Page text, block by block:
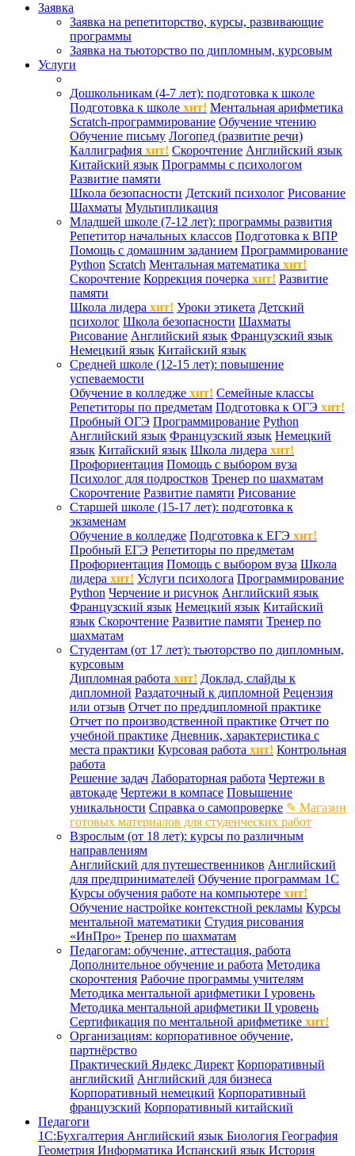
Заявка
Заявка на репетиторство, курсы, развивающие
программы
Заявка на тьюторство по дипломным, курсовым
Услуги
Дошкольникам (4-7 лет): подготовка к школе
Подготовка к школе хит! Ментальная арифметика
Scratch-программирование Обучение чтению
Обучение письму Логопед (развитие речи)
Каллиграфия хит! Скорочтение Английский язык
Китайский язык Программы с психологом
Развитие памяти
Школа безопасности Детский психолог Рисование
Шахматы Мультипликация
Младшей школе (7-12 лет): программы развития
Репетитор начальных классов Подготовка к ВПР
Помощь с домашним заданием Программирование
Python Scratch Ментальная математика хит!
Скорочтение Коррекция почерка хит! Развитие
памяти
Школа лидера хит! Уроки этикета Детский
психолог Школа безопасности Шахматы
Рисование Английский язык Французский язык
Немецкий язык Китайский язык
Средней школе (12-15 лет): повышение
успеваемости
Обучение в колледже хит! Семейные классы
Репетиторы по предметам Подготовка к ОГЭ хит!
Пробный ОГЭ Программирование Python
Английский язык Французский язык Немецкий
язык Китайский язык Школа лидера хит!
Профориентация Помощь с выбором вуза
Психолог для подростков Тренер по шахматам
Скорочтение Развитие памяти Рисование
Старшей школе (15-17 лет): подготовка к
экзаменам
Обучение в колледже Подготовка к ЕГЭ хит!
Пробный ЕГЭ Репетиторы по предметам
Профориентация Помощь с выбором вуза Школа
лидера хит! Услуги психолога Программирование
Python Черчение и рисунок Английский язык
Французский язык Немецкий язык Китайский
язык Скорочтение Развитие памяти Тренер по
шахматам
Студентам (от 17 лет): тьюторство по дипломным,
курсовым
Дипломная работа хит! Доклад, слайды к
дипломной Раздаточный к дипломной Рецензия
или отзыв Отчет по преддипломной практике
Отчет по производственной практике Отчет по
учебной практике Дневник, характеристика с
места практики Курсовая работа хит! Контрольная
работа
Решение задач Лабораторная работа Чертежи в
автокаде Чертежи в компасе Повышение
уникальности Справка о самопроверке ✎ Магазин
готовых материалов для студенческих работ
Взрослым (от 18 лет): курсы по различным
направлениям
Английский для путешественников Английский
для предпринимателей Обучение программам 1С
Курсы обучения работе на компьютере хит!
Обучение настройке контекстной рекламы Курсы
ментальной математики Студия рисования
«ИнПро» Тренер по шахматам
Педагогам: обучение, аттестация, работа
Дополнительное обучение и работа Методика
скорочтения Рабочие программы учителям
Методика ментальной арифметики I уровень
Методика ментальной арифметики II уровень
Сертификация по ментальной арифметике хит!
Организациям: корпоративное обучение,
партнёрство
Практический Яндекс Директ Корпоративный
английский Английский для бизнеса
Корпоративный немецкий Корпоративный
французский Корпоративный китайский
Педагоги
1С:Бухгалтерия Английский язык Биология География
Геометрия Информатика Испанский язык История